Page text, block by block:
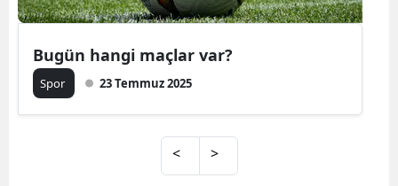
Bugün hangi maçlar var?
Spor 23 Temmuz 2025
< >